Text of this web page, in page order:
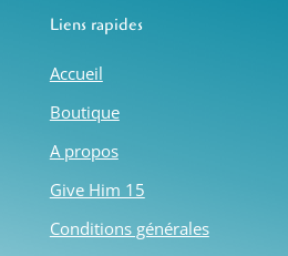
Liens rapides
Accueil
Boutique
A propos
Give Him 15
Conditions générales